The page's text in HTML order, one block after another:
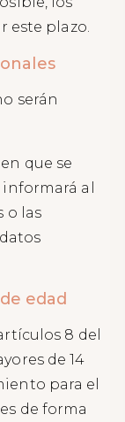
este plazo.
serán
que se
al
o las
edad
8 del
de 14
para el
de forma